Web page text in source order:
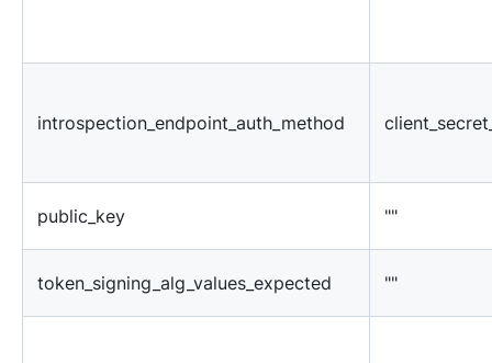
introspection_endpoint_auth_method
public_key ""
token_signing_alg_values_expected ""